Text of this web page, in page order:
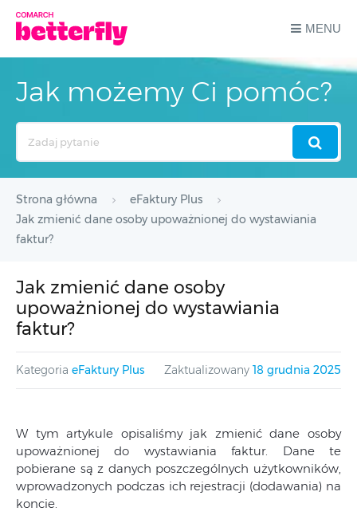
MENU
Jak możemy Ci pomóc?
Strona główna
eFaktury Plus
Jak zmienić dane osoby upoważnionej do wystawiania
faktur?
Jak zmienić dane osoby
upoważnionej do wystawiania
faktur?
Kategoria eFaktury Plus Zaktualizowany 18 grudnia 2025
W tym artykule opisaliśmy jak zmienić dane osoby
upoważnionej do wystawiania faktur. Dane te
pobierane są z danych poszczególnych użytkowników,
wprowadzonych podczas ich rejestracji (dodawania) na
koncie.